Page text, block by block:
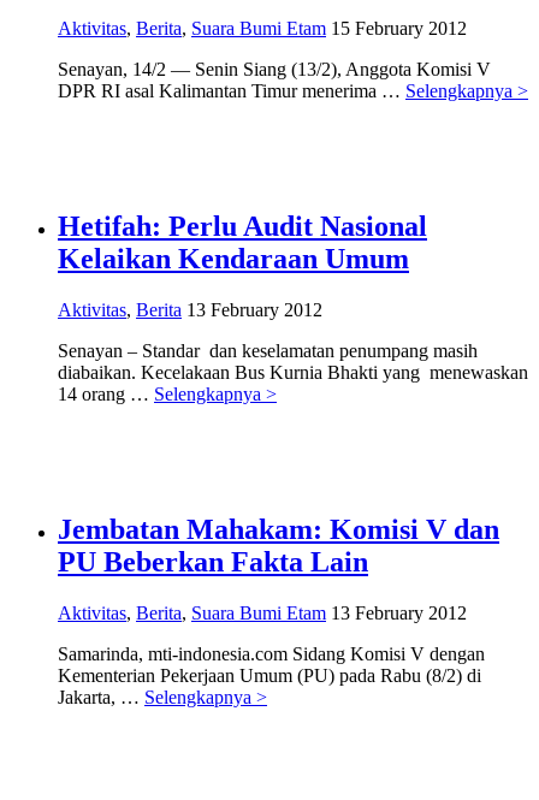
Aktivitas, Berita, Suara Bumi Etam 15 February 2012
Senayan, 14/2 — Senin Siang (13/2), Anggota Komisi V
DPR RI asal Kalimantan Timur menerima … Selengkapnya >
Hetifah: Perlu Audit Nasional
Kelaikan Kendaraan Umum
Aktivitas, Berita 13 February 2012
Senayan – Standar dan keselamatan penumpang masih
diabaikan. Kecelakaan Bus Kurnia Bhakti yang menewaskan
14 orang … Selengkapnya >
Jembatan Mahakam: Komisi V dan
PU Beberkan Fakta Lain
Aktivitas, Berita, Suara Bumi Etam 13 February 2012
Samarinda, mti-indonesia.com Sidang Komisi V dengan
Kementerian Pekerjaan Umum (PU) pada Rabu (8/2) di
Jakarta, … Selengkapnya >